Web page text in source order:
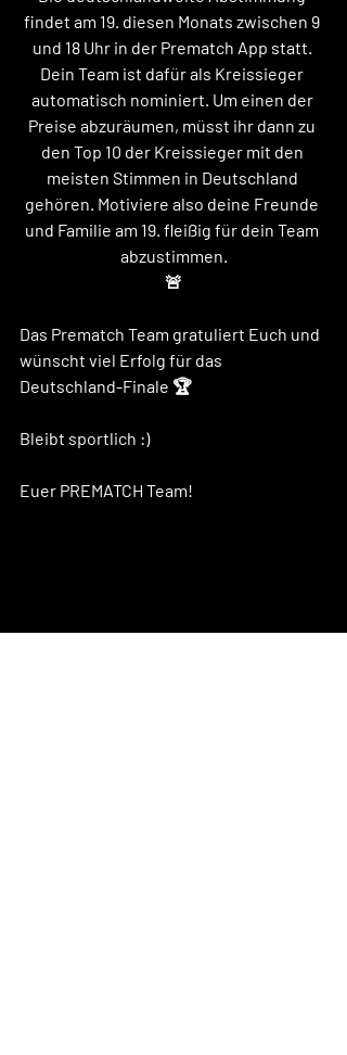
findet am 19. diesen Monats zwischen 9
und 18 Uhr in der Prematch App statt.
Dein Team ist dafür als Kreissieger
automatisch nominiert. Um einen der
Preise abzuräumen, müsst ihr dann zu
den Top 10 der Kreissieger mit den
meisten Stimmen in Deutschland
gehören. Motiviere also deine Freunde
und Familie am 19. fleißig für dein Team
abzustimmen.
🚨
Das Prematch Team gratuliert Euch und
wünscht viel Erfolg für das
Deutschland-Finale 🏆
Bleibt sportlich :)
Euer PREMATCH Team!